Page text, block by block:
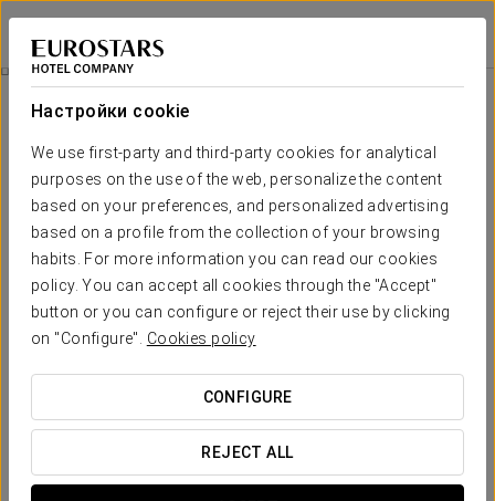
Настройки cookie
We use first-party and third-party cookies for analytical
purposes on the use of the web, personalize the content
based on your preferences, and personalized advertising
based on a profile from the collection of your browsing
habits. For more information you can read our cookies
policy. You can accept all cookies through the "Accept"
button or you can configure or reject their use by clicking
on "Configure". Cookies policy
CONFIGURE
REJECT ALL
Grand Hotel Union Eurostars
ЛЮБЛЯНА
Романтический Отдых
45 €
Романтический отдых
Хотите отключиться от повседневности вместе?
Воспользуйтесь этим романтическим уикендом, чтобы
расслабиться, насладиться временем вдвоём и